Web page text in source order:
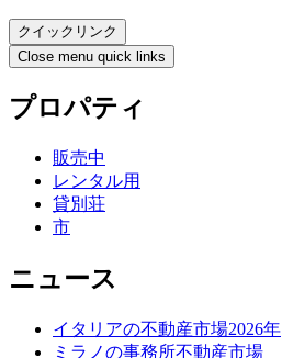
クイックリンク
Close menu quick links
プロパティ
販売中
レンタル用
貸別荘
市
ニュース
イタリアの不動産市場2026年
ミラノの事務所不動産市場